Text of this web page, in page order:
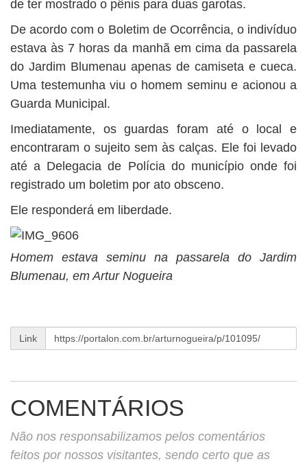
de ter mostrado o pênis para duas garotas.
De acordo com o Boletim de Ocorrência, o indivíduo
estava às 7 horas da manhã em cima da passarela
do Jardim Blumenau apenas de camiseta e cueca.
Uma testemunha viu o homem seminu e acionou a
Guarda Municipal.
Imediatamente, os guardas foram até o local e
encontraram o sujeito sem às calças. Ele foi levado
até a Delegacia de Polícia do município onde foi
registrado um boletim por ato obsceno.
Ele responderá em liberdade.
Homem estava seminu na passarela do Jardim
Blumenau, em Artur Nogueira
Link
COMENTÁRIOS
Não nos responsabilizamos pelos comentários
feitos por nossos visitantes, sendo certo que as